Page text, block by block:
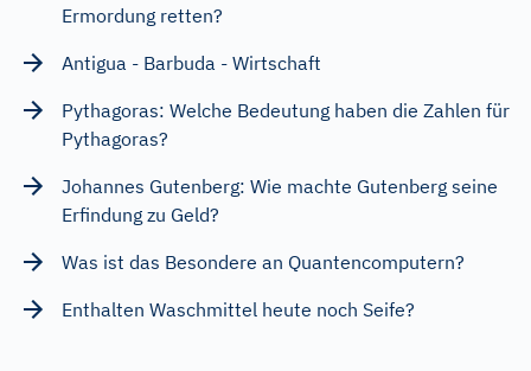
Ermordung retten?
Antigua - Barbuda - Wirtschaft
Pythagoras: Welche Bedeutung haben die Zahlen für
Pythagoras?
Johannes Gutenberg: Wie machte Gutenberg seine
Erfindung zu Geld?
Was ist das Besondere an Quantencomputern?
Enthalten Waschmittel heute noch Seife?